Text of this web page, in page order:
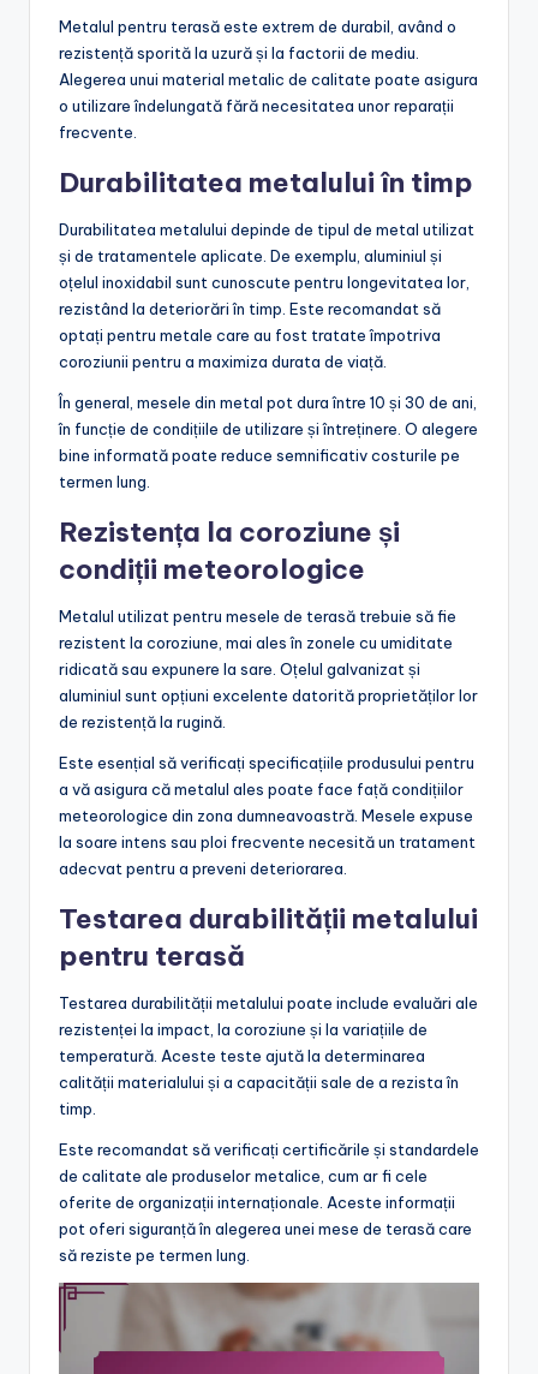
Metalul pentru terasă este extrem de durabil, având o
rezistență sporită la uzură și la factorii de mediu.
Alegerea unui material metalic de calitate poate asigura
o utilizare îndelungată fără necesitatea unor reparații
frecvente.
Durabilitatea metalului în timp
Durabilitatea metalului depinde de tipul de metal utilizat
și de tratamentele aplicate. De exemplu, aluminiul și
oțelul inoxidabil sunt cunoscute pentru longevitatea lor,
rezistând la deteriorări în timp. Este recomandat să
optați pentru metale care au fost tratate împotriva
coroziunii pentru a maximiza durata de viață.
În general, mesele din metal pot dura între 10 și 30 de ani,
în funcție de condițiile de utilizare și întreținere. O alegere
bine informată poate reduce semnificativ costurile pe
termen lung.
Rezistența la coroziune și
condiții meteorologice
Metalul utilizat pentru mesele de terasă trebuie să fie
rezistent la coroziune, mai ales în zonele cu umiditate
ridicată sau expunere la sare. Oțelul galvanizat și
aluminiul sunt opțiuni excelente datorită proprietăților lor
de rezistență la rugină.
Este esențial să verificați specificațiile produsului pentru
a vă asigura că metalul ales poate face față condițiilor
meteorologice din zona dumneavoastră. Mesele expuse
la soare intens sau ploi frecvente necesită un tratament
adecvat pentru a preveni deteriorarea.
Testarea durabilității metalului
pentru terasă
Testarea durabilității metalului poate include evaluări ale
rezistenței la impact, la coroziune și la variațiile de
temperatură. Aceste teste ajută la determinarea
calității materialului și a capacității sale de a rezista în
timp.
Este recomandat să verificați certificările și standardele
de calitate ale produselor metalice, cum ar fi cele
oferite de organizații internaționale. Aceste informații
pot oferi siguranță în alegerea unei mese de terasă care
să reziste pe termen lung.